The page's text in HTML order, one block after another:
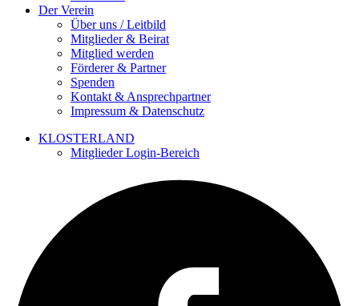
Der Verein
Über uns / Leitbild
Mitglieder & Beirat
Mitglied werden
Förderer & Partner
Spenden
Kontakt & Ansprechpartner
Impressum & Datenschutz
KLOSTERLAND
Mitglieder Login-Bereich